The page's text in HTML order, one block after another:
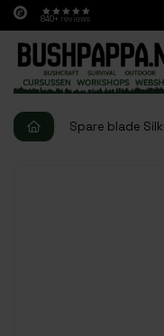
840+ reviews
Spare blade